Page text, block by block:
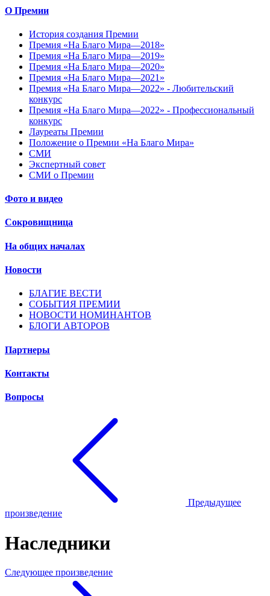
О Премии
История создания Премии
Премия «На Благо Мира—2018»
Премия «На Благо Мира—2019»
Премия «На Благо Мира—2020»
Премия «На Благо Мира—2021»
Премия «На Благо Мира—2022» - Любительский
конкурс
Премия «На Благо Мира—2022» - Профессиональный
конкурс
Лауреаты Премии
Положение о Премии «На Благо Мира»
СМИ
Экспертный совет
СМИ о Премии
Фото и видео
Сокровищница
На общих началах
Новости
БЛАГИЕ ВЕСТИ
СОБЫТИЯ ПРЕМИИ
НОВОСТИ НОМИНАНТОВ
БЛОГИ АВТОРОВ
Партнеры
Контакты
Вопросы
Предыдущее
произведение
Наследники
Следующее произведение